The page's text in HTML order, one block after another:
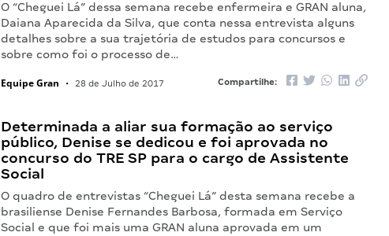
O “Cheguei Lá” dessa semana recebe enfermeira e GRAN aluna,
Daiana Aparecida da Silva, que conta nessa entrevista alguns
detalhes sobre a sua trajetória de estudos para concursos e
sobre como foi o processo de…
Equipe Gran • 28 de Julho de 2017 Compartilhe:
Determinada a aliar sua formação ao serviço
público, Denise se dedicou e foi aprovada no
concurso do TRE SP para o cargo de Assistente
Social
O quadro de entrevistas “Cheguei Lá” desta semana recebe a
brasiliense Denise Fernandes Barbosa, formada em Serviço
Social e que foi mais uma GRAN aluna aprovada em um